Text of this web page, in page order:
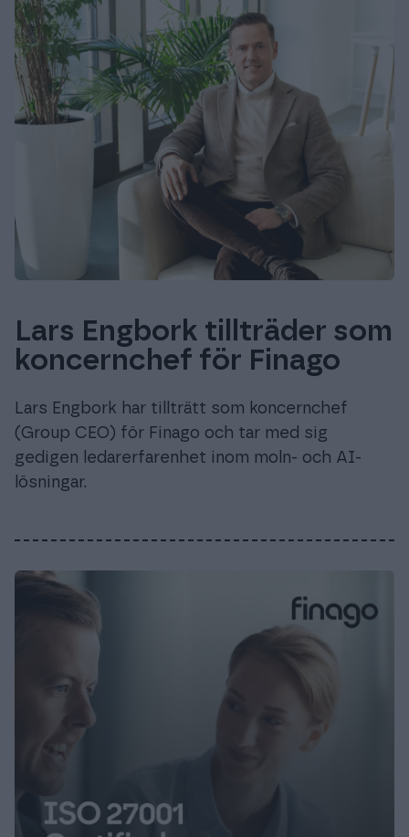
Lars Engbork tillträder som
koncernchef för Finago
Lars Engbork har tillträtt som koncernchef
(Group CEO) för Finago och tar med sig
gedigen ledarerfarenhet inom moln- och AI-
lösningar.